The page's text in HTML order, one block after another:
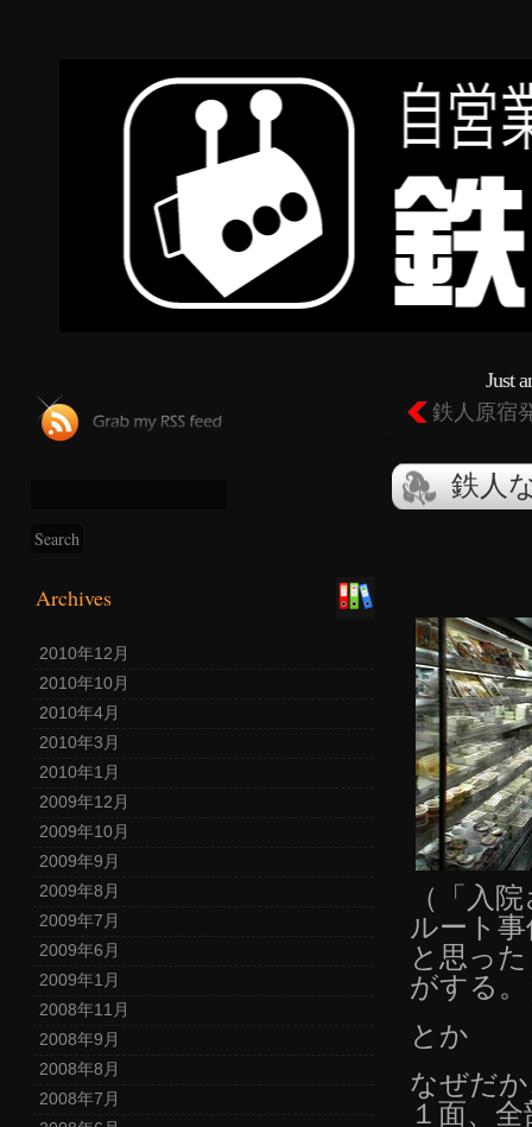
Just
Archives
2010年12月
2010年10月
2010年4月
2010年3月
2010年1月
2009年12月
2009年10月
2009年9月
2009年8月
2009年7月
2009年6月
2009年1月
2008年11月
2008年9月
2008年8月
2008年7月
鉄人原宿
鉄人
（「入
ルート
と思っ
がする
とか
なぜだ
１面、